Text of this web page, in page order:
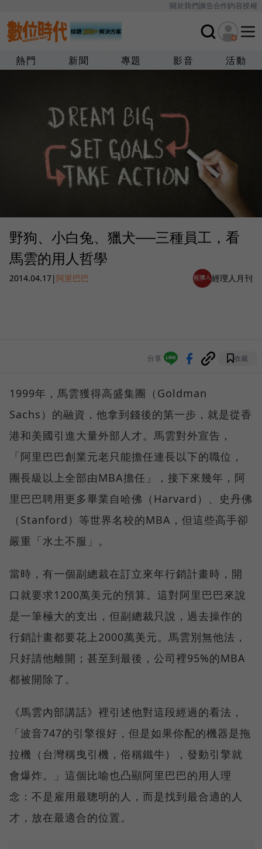
關於我們廣告合作內容授權
熱門 新聞 專題 影音 活動
野狗、小白兔、獵犬──三種員工，看
馬雲的用人哲學
2014.04.17| 阿里巴巴 經理人月刊
分享 收藏
1999年，馬雲獲得高盛集團（Goldman
Sachs）的融資，他拿到錢後的第一步，就是從香
港和美國引進大量外部人才。馬雲對外宣告，
「阿里巴巴創業元老只能擔任連長以下的職位，
團長級以上全部由MBA擔任」，接下來幾年，阿
里巴巴聘用更多畢業自哈佛（Harvard）、史丹佛
（Stanford）等世界名校的MBA，但這些高手卻
嚴重「水土不服」。
當時，有一個副總裁在訂立來年行銷計畫時，開
口就要求1200萬美元的預算。這對阿里巴巴來說
是一筆極大的支出，但副總裁只說，過去操作的
行銷計畫都要花上2000萬美元。馬雲別無他法，
只好請他離開；甚至到最後，公司裡95%的MBA
都被開除了。
《馬雲內部講話》裡引述他對這段經過的看法，
「波音747的引擎很好，但是如果你配的機器是拖
拉機（台灣稱曳引機，俗稱鐵牛），發動引擎就
會爆炸。」這個比喻也凸顯阿里巴巴的用人理
念：不是雇用最聰明的人，而是找到最合適的人
才，放在最適合的位置。